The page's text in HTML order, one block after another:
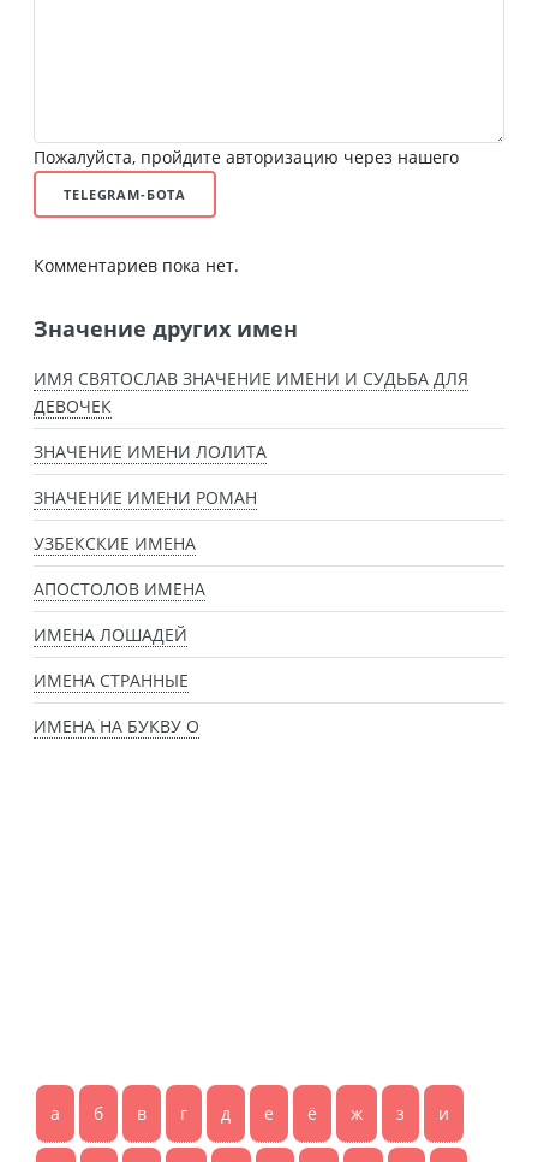
Пожалуйста, пройдите авторизацию через нашего
TELEGRAM-БОТА
Комментариев пока нет.
Значение других имен
ИМЯ СВЯТОСЛАВ ЗНАЧЕНИЕ ИМЕНИ И СУДЬБА ДЛЯ
ДЕВОЧЕК
ЗНАЧЕНИЕ ИМЕНИ ЛОЛИТА
ЗНАЧЕНИЕ ИМЕНИ РОМАН
УЗБЕКСКИЕ ИМЕНА
АПОСТОЛОВ ИМЕНА
ИМЕНА ЛОШАДЕЙ
ИМЕНА СТРАННЫЕ
ИМЕНА НА БУКВУ О
а б в г д е ё ж з и